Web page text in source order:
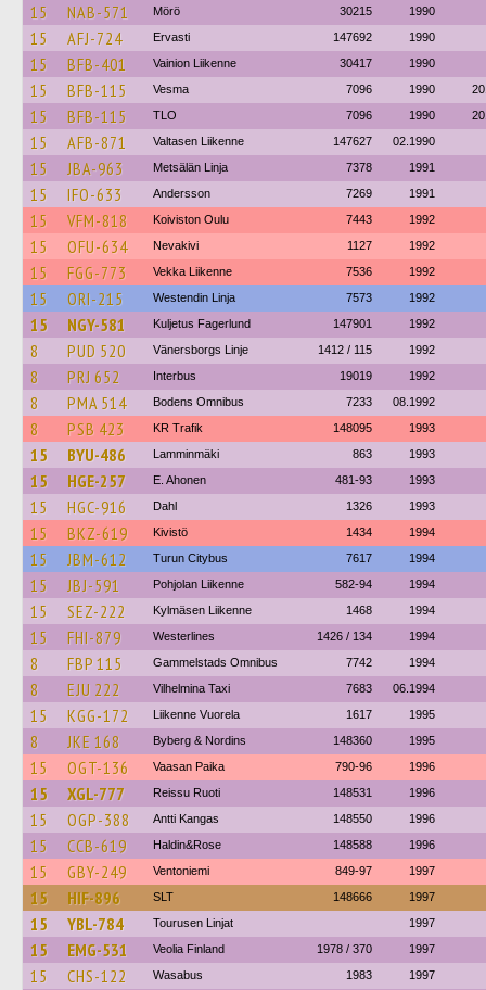
15 NAB-571 Mörö 30215 1990
15 AFJ-724 Ervasti 147692 1990
15 BFB-401 Vainion Liikenne 30417 1990
15 BFB-115 Vesma 7096 1990
15 BFB-115 TLO 7096 1990
15 AFB-871 Valtasen Liikenne 147627 02.1990
15 JBA-963 Metsälän Linja 7378 1991
15 IFO-633 Andersson 7269 1991
15 VFM-818 Koiviston Oulu 7443 1992
15 OFU-634 Nevakivi 1127 1992
15 FGG-773 Vekka Liikenne 7536 1992
15 ORI-215 Westendin Linja 7573 1992
15 NGY-581 Kuljetus Fagerlund 147901 1992
8 PUD 520 Vänersborgs Linje 1412 / 115 1992
8 PRJ 652 Interbus 19019 1992
8 PMA 514 Bodens Omnibus 7233 08.1992
8 PSB 423 KR Trafik 148095 1993
15 BYU-486 Lamminmäki 863 1993
15 HGE-257 E. Ahonen 481-93 1993
15 HGC-916 Dahl 1326 1993
15 BKZ-619 Kivistö 1434 1994
15 JBM-612 Turun Citybus 7617 1994
15 JBJ-591 Pohjolan Liikenne 582-94 1994
15 SEZ-222 Kylmäsen Liikenne 1468 1994
15 FHI-879 Westerlines 1426 / 134 1994
8 FBP 115 Gammelstads Omnibus 7742 1994
8 EJU 222 Vilhelmina Taxi 7683 06.1994
15 KGG-172 Liikenne Vuorela 1617 1995
8 JKE 168 Byberg & Nordins 148360 1995
15 OGT-136 Vaasan Paika 790-96 1996
15 XGL-777 Reissu Ruoti 148531 1996
15 OGP-388 Antti Kangas 148550 1996
15 CCB-619 Haldin&Rose 148588 1996
15 GBY-249 Ventoniemi 849-97 1997
15 HIF-896 SLT 148666 1997
15 YBL-784 Tourusen Linjat 1997
15 EMG-531 Veolia Finland 1978 / 370 1997
15 CHS-122 Wasabus 1983 1997